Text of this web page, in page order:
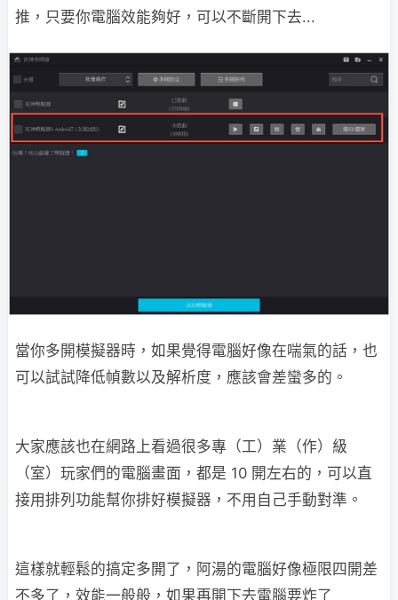
推，只要你電腦效能夠好，可以不斷開下去...
當你多開模擬器時，如果覺得電腦好像在喘氣的話，也
可以試試降低幀數以及解析度，應該會差蠻多的。
大家應該也在網路上看過很多專（工）業（作）級
（室）玩家們的電腦畫面，都是 10 開左右的，可以直
接用排列功能幫你排好模擬器，不用自己手動對準。
這樣就輕鬆的搞定多開了，阿湯的電腦好像極限四開差
不多了，效能一般般，如果再開下去電腦要炸了